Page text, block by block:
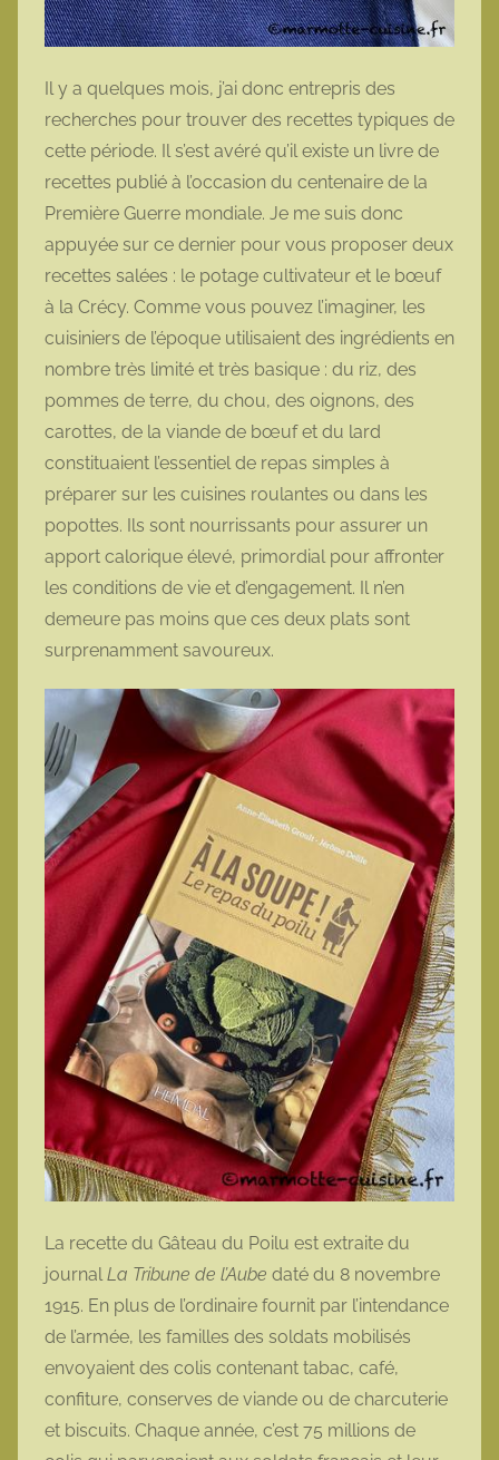
Il y a quelques mois, j’ai donc entrepris des
recherches pour trouver des recettes typiques de
cette période. Il s’est avéré qu’il existe un livre de
recettes publié à l’occasion du centenaire de la
Première Guerre mondiale. Je me suis donc
appuyée sur ce dernier pour vous proposer deux
recettes salées : le potage cultivateur et le bœuf
à la Crécy. Comme vous pouvez l’imaginer, les
cuisiniers de l’époque utilisaient des ingrédients en
nombre très limité et très basique : du riz, des
pommes de terre, du chou, des oignons, des
carottes, de la viande de bœuf et du lard
constituaient l’essentiel de repas simples à
préparer sur les cuisines roulantes ou dans les
popottes. Ils sont nourrissants pour assurer un
apport calorique élevé, primordial pour affronter
les conditions de vie et d’engagement. Il n’en
demeure pas moins que ces deux plats sont
surprenamment savoureux.
La recette du Gâteau du Poilu est extraite du
journalLa Tribune de l’Aube daté du 8 novembre
1915. En plus de l’ordinaire fournit par l’intendance
de l’armée, les familles des soldats mobilisés
envoyaient des colis contenant tabac, café,
confiture, conserves de viande ou de charcuterie
et biscuits. Chaque année, c’est 75 millions de